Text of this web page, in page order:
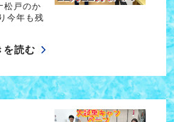
松戸のか
今年も残
を読む